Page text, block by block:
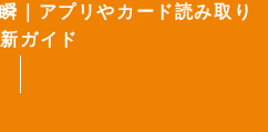
｜アプリやカード読み取り
ガイド